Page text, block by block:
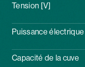
Tension [V]
Puissance
Capacité de la cuve